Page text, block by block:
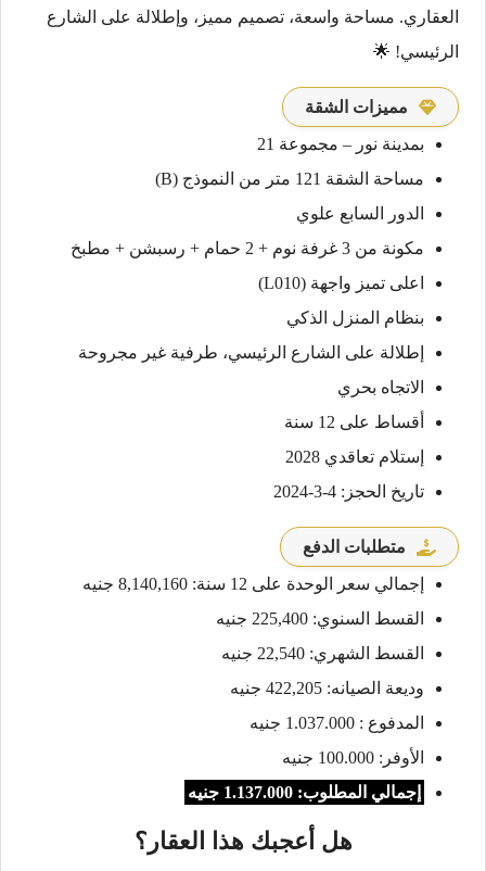
العقاري. مساحة واسعة، تصميم مميز، وإطلالة على الشارع
الرئيسي! 🌟
مميزات الشقة
بمدينة نور – مجموعة 21
مساحة الشقة 121 متر من النموذج (B)
الدور السابع علوي
مكونة من 3 غرفة نوم + 2 حمام + رسبشن + مطبخ
اعلى تميز واجهة (L010)
بنظام المنزل الذكي
إطلالة على الشارع الرئيسي، طرفية غير مجروحة
الاتجاه بحري
أقساط على 12 سنة
إستلام تعاقدي 2028
تاريخ الحجز: 4-3-2024
متطلبات الدفع
إجمالي سعر الوحدة على 12 سنة: 8,140,160 جنيه
القسط السنوي: 225,400 جنيه
القسط الشهري: 22,540 جنيه
وديعة الصيانه: 422,205 جنيه
المدفوع : 1.037.000 جنيه
الأوفر: 100.000 جنيه
إجمالي المطلوب: 1.137.000 جنيه
هل أعجبك هذا العقار؟